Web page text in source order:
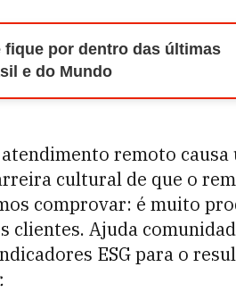
fique por dentro das últimas
e do Mundo
remoto causa
cultural de que o
comprovar: é muito
clientes. Ajuda
ESG para o